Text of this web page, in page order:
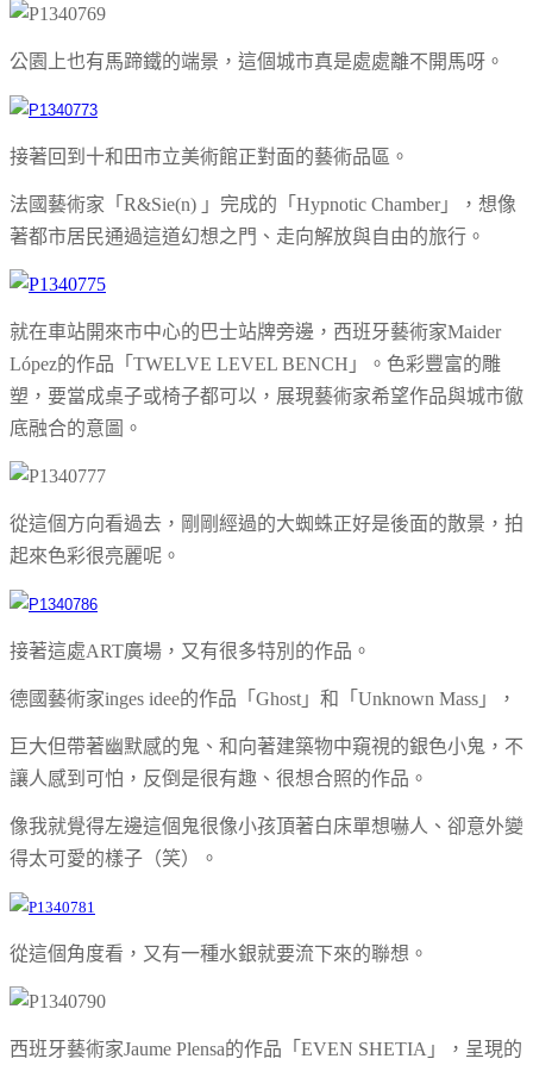
公園上也有馬蹄鐵的端景，這個城市真是處處離不開馬呀。
接著回到十和田市立美術館正對面的藝術品區。
法國藝術家「 R&Sie(n) 」完成的「Hypnotic Chamber」，想像
著都市居民通過這道幻想之門、走向解放與自由的旅行。
就在車站開來市中心的巴士站牌旁邊，西班牙藝術家Maider
López的作品「 TWELVE LEVEL BENCH 」。色彩豐富的雕
塑，要當成桌子或椅子都可以，展現藝術家希望作品與城市徹
底融合的意圖。
從這個方向看過去，剛剛經過的大蜘蛛正好是後面的散景，拍
起來色彩很亮麗呢。
接著這處ART廣場，又有很多特別的作品。
德國藝術家inges idee的作品「 Ghost」和「Unknown Mass」，
巨大但帶著幽默感的鬼、和向著建築物中窺視的銀色小鬼，不
讓人感到可怕，反倒是很有趣、很想合照的作品。
像我就覺得左邊這個鬼很像小孩頂著白床單想嚇人、卻意外變
得太可愛的樣子（笑）。
從這個角度看，又有一種水銀就要流下來的聯想。
西班牙藝術家Jaume Plensa的作品「 EVEN SHETIA」，呈現的